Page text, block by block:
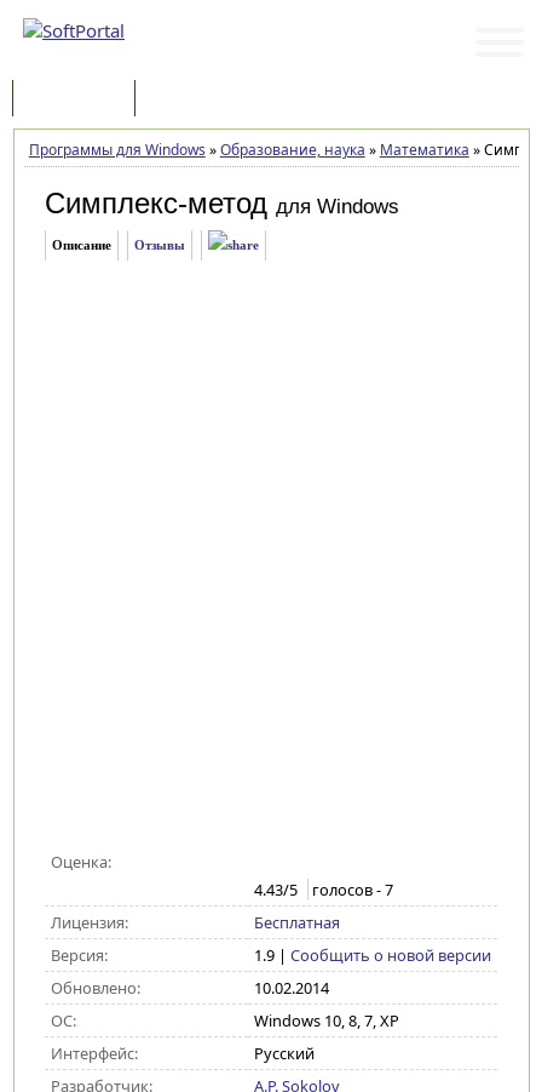
Программы для Windows »Образование, наука » Математика »
Симплекс-метод для Windows
Описание Отзывы
Оценка:
4.43/5 голосов -7
Лицензия:
Бесплатная
Версия:
1.9| Сообщить о новой версии
Обновлено:
10.02.2014
ОС:
Windows 10, 8, 7, XP
Интерфейс:
Русский
Разработчик:
A.P. Sokolov